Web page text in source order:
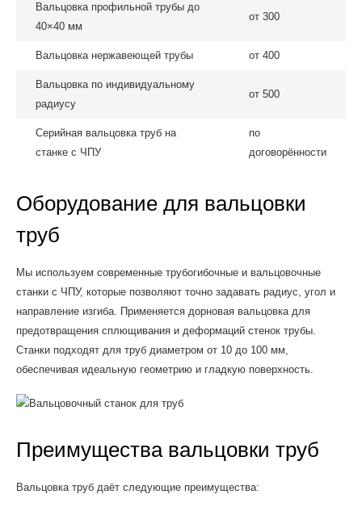
Вальцовка профильной трубы до
40×40 мм
от 300
Вальцовка нержавеющей трубы от 400
Вальцовка по индивидуальному
радиусу
от 500
Серийная вальцовка труб на
станке с ЧПУ
по
договорённости
Оборудование для вальцовки
труб
Мы используем современные трубогибочные и вальцовочные
станки с ЧПУ, которые позволяют точно задавать радиус, угол и
направление изгиба. Применяется дорновая вальцовка для
предотвращения сплющивания и деформаций стенок трубы.
Станки подходят для труб диаметром от 10 до 100 мм,
обеспечивая идеальную геометрию и гладкую поверхность.
Преимущества вальцовки труб
Вальцовка труб даёт следующие преимущества: